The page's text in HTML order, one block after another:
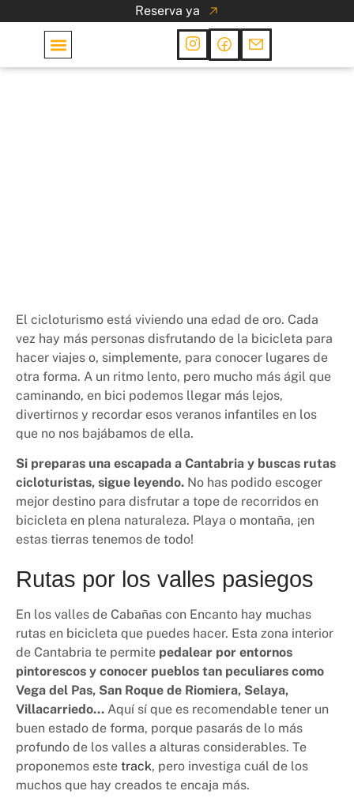
Reserva ya
El cicloturismo está viviendo una edad de oro. Cada
vez hay más personas disfrutando de la bicicleta para
hacer viajes o, simplemente, para conocer lugares de
otra forma. A un ritmo lento, pero mucho más ágil que
caminando, en bici podemos llegar más lejos,
divertirnos y recordar esos veranos infantiles en los
que no nos bajábamos de ella.
Si preparas una escapada a Cantabria y buscas rutas
cicloturistas, sigue leyendo. No has podido escoger
mejor destino para disfrutar a tope de recorridos en
bicicleta en plena naturaleza. Playa o montaña, ¡en
estas tierras tenemos de todo!
Rutas por los valles pasiegos
En los valles de Cabañas con Encanto hay muchas
rutas en bicicleta que puedes hacer. Esta zona interior
de Cantabria te permite pedalear por entornos
pintorescos y conocer pueblos tan peculiares como
Vega del Pas, San Roque de Riomiera, Selaya,
Villacarriedo… Aquí sí que es recomendable tener un
buen estado de forma, porque pasarás de lo más
profundo de los valles a alturas considerables. Te
proponemos este track, pero investiga cuál de los
muchos que hay creados te encaja más.